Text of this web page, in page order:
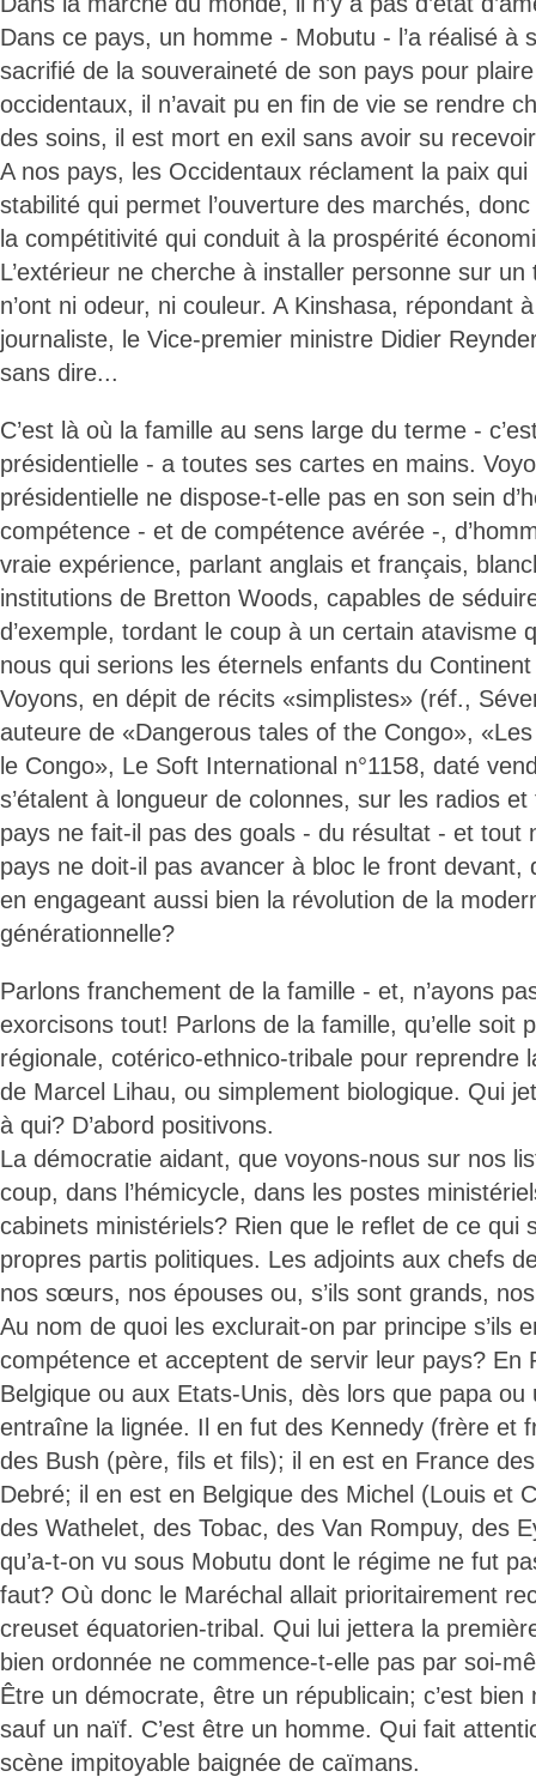
Dans ce pays, un homme - Mobutu - l’a réalisé à
sacrifié de la souveraineté de son pays pour
occidentaux, il n’avait pu en fin de vie se rendre
des soins, il est mort en exil sans avoir su
A nos pays, les Occidentaux réclament la paix
stabilité qui permet l’ouverture des marchés,
la compétitivité qui conduit à la prospérité
L’extérieur ne cherche à installer personne sur
n’ont ni odeur, ni couleur. A Kinshasa, répondant
journaliste, le Vice-premier ministre Didier
sans dire...
C’est là où la famille au sens large du terme -
présidentielle - a toutes ses cartes en mains.
présidentielle ne dispose-t-elle pas en son sein
compétence - et de compétence avérée -,
vraie expérience, parlant anglais et français,
institutions de Bretton Woods, capables de
d’exemple, tordant le coup à un certain atavisme
nous qui serions les éternels enfants du
Voyons, en dépit de récits «simplistes» (réf.,
auteure de «Dangerous tales of the Congo»,
le Congo», Le Soft International n°1158, daté
s’étalent à longueur de colonnes, sur les radios
pays ne fait-il pas des goals - du résultat - et tout
pays ne doit-il pas avancer à bloc le front devant,
en engageant aussi bien la révolution de la
générationnelle?
Parlons franchement de la famille - et, n’ayons
exorcisons tout! Parlons de la famille, qu’elle soit
régionale, cotérico-ethnico-tribale pour reprendre
de Marcel Lihau, ou simplement biologique. Qui
à qui? D’abord positivons.
La démocratie aidant, que voyons-nous sur nos
coup, dans l’hémicycle, dans les postes
cabinets ministériels? Rien que le reflet de ce qui
propres partis politiques. Les adjoints aux chefs
nos sœurs, nos épouses ou, s’ils sont grands,
Au nom de quoi les exclurait-on par principe s’ils
compétence et acceptent de servir leur pays? En
Belgique ou aux Etats-Unis, dès lors que papa
entraîne la lignée. Il en fut des Kennedy (frère et
des Bush (père, fils et fils); il en est en France
Debré; il en est en Belgique des Michel (Louis et
des Wathelet, des Tobac, des Van Rompuy, des
qu’a-t-on vu sous Mobutu dont le régime ne fut
faut? Où donc le Maréchal allait prioritairement
creuset équatorien-tribal. Qui lui jettera la
bien ordonnée ne commence-t-elle pas par soi-
Être un démocrate, être un républicain; c’est bien
sauf un naïf. C’est être un homme. Qui fait
scène impitoyable baignée de caïmans.